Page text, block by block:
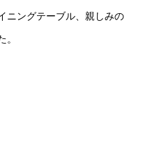
ニングテーブル、親しみの